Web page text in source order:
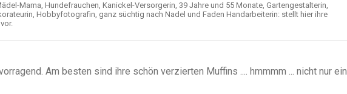
Mama, Hundefrauchen, Kanickel-Versorgerin, 39 Jahre und 55 Monate, Gartengestalterin,
Hobbyfotografin, ganz süchtig nach Nadel und Faden Handarbeiterin: stellt hier ihre
Am besten sind ihre schön verzierten Muffins .... hmmmm ... nicht nur ein